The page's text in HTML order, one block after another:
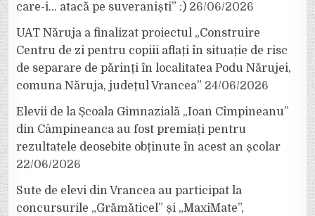
care-i… atacă pe suveraniști” :) 26/06/2026
UAT Năruja a finalizat proiectul „Construire
Centru de zi pentru copiii aflați în situație de risc
de separare de părinți în localitatea Podu Nărujei,
comuna Năruja, județul Vrancea” 24/06/2026
Elevii de la Școala Gimnazială „Ioan Cîmpineanu”
din Câmpineanca au fost premiați pentru
rezultatele deosebite obținute în acest an școlar
22/06/2026
Sute de elevi din Vrancea au participat la
concursurile „Grămăticel” și „MaxiMate”,